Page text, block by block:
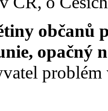
občanů
opačný